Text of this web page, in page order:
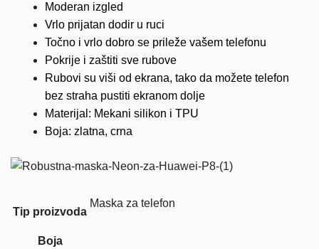
Moderan izgled
Vrlo prijatan dodir u ruci
Točno i vrlo dobro se prileže vašem telefonu
Pokrije i zaštiti sve rubove
Rubovi su viši od ekrana, tako da možete telefon
bez straha pustiti ekranom dolje
Materijal: Mekani silikon i TPU
Boja: zlatna, crna
Tip proizvoda
Maska za telefon
Boja